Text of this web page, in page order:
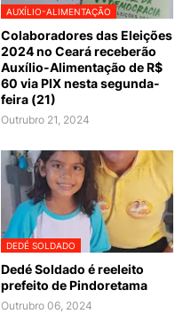
AUXÍLIO-ALIMENTAÇÃO
Colaboradores das Eleições
2024 no Ceará receberão
Auxílio-Alimentação de R$
60 via PIX nesta segunda-
feira (21)
Outrubro 21, 2024
DEDÉ SOLDADO
Dedé Soldado é reeleito
prefeito de Pindoretama
Outrubro 06, 2024